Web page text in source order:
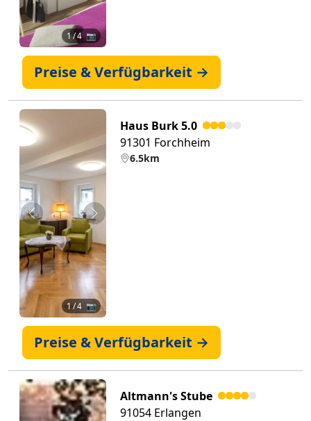
1/ 4 📷
Preise & Verfügbarkeit →
Zurück Weiter
1 / 4 📷
Haus Burk 5.0
91301 Forchheim
6.5km
Preise & Verfügbarkeit →
Altmann's Stube
91054 Erlangen